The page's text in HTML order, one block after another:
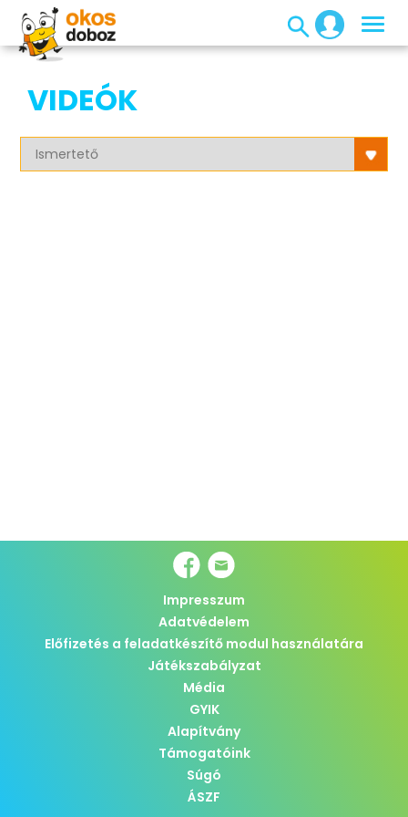
VIDEÓK
Impresszum
Adatvédelem
Előfizetés a feladatkészítő modul használatára
Játékszabályzat
Média
GYIK
Alapítvány
Támogatóink
Súgó
ÁSZF